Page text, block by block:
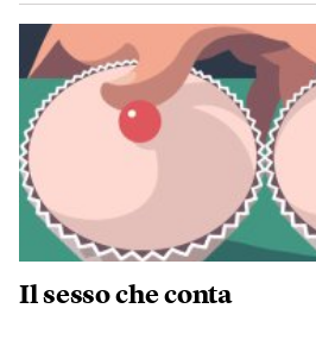
Il sesso che conta